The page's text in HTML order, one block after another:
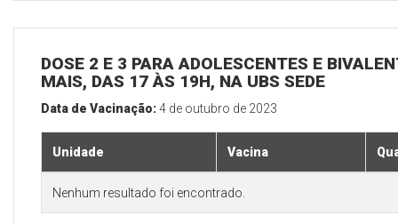
DOSE 2 E 3 PARA ADOLESCENTES E
MAIS, DAS 17 ÀS 19H, NA UBS SEDE
Data de Vacinação:4 de outubro de 2023
Unidade Vacina
Nenhum resultado foi encontrado.